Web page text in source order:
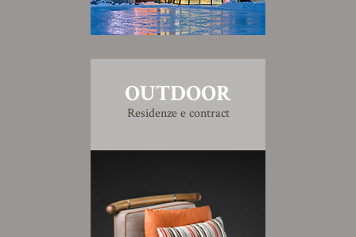
OUTDOOR
Residenze e contract